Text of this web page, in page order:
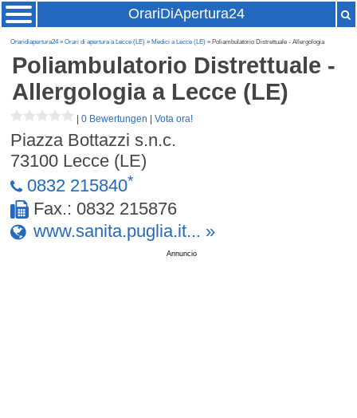
OrariDiApertura24
Oraridiapertura24»Orari di apertura a Lecce (LE) » Medici a Lecce (LE) » Poliambulatorio Distrettuale - Allergologia
Poliambulatorio Distrettuale -
Allergologiaa Lecce (LE)
|0 Bewertungen |Vota ora!
Piazza Bottazzi s.n.c.
73100 Lecce (LE)
0832 215840*
Fax.: 0832 215876
www.sanita.puglia.it... »
Annuncio